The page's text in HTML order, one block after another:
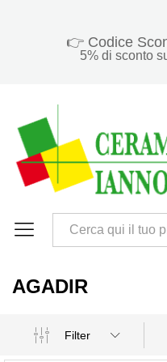
👉 Codice
5% di sconto
AGADIR
Filter